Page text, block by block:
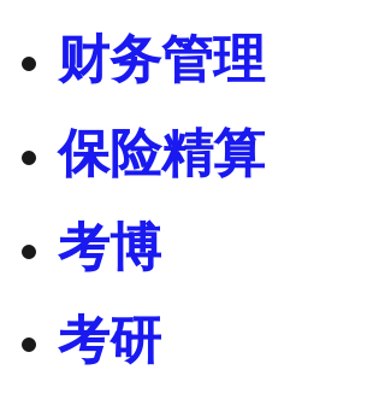
财务管理
保险精算
考博
考研